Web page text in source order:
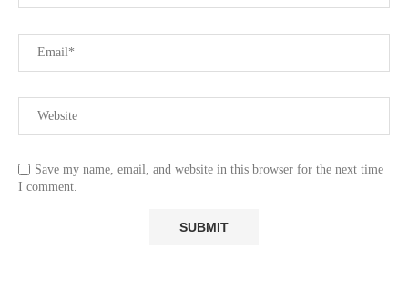
Save my name, email, and website in this browser for the next time
I comment.